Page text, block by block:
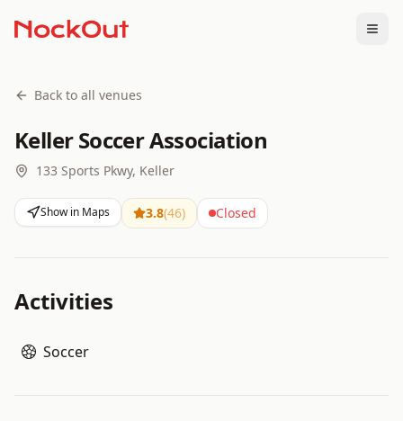
Back to all venues
Keller Soccer Association
133 Sports Pkwy, Keller
Show in Maps 3.8(46) Closed
Activities
Soccer